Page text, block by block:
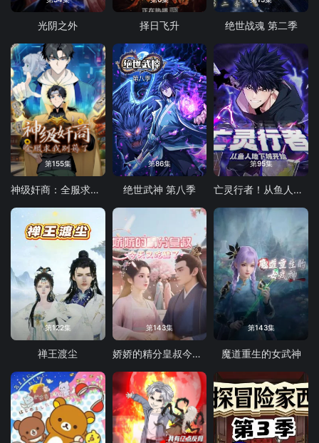
光阴之外 择日飞升 绝世战魂 第二季
第155集
神级奸商：全服求我别薅了 动态漫画
第86集
绝世武神 第八季
第95集
亡灵行者！从鱼人地下城开始 动态漫画
第122集
禅王渡尘
第143集
娇娇的精分皇叔今天又吃醋了
第143集
魔道重生的女武神